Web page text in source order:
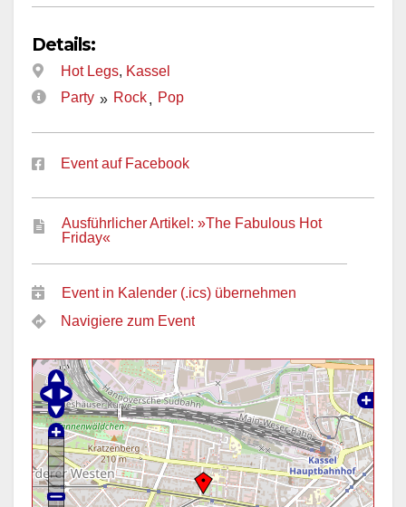
Details:
Hot Legs, Kassel
Party » Rock, Pop
Event auf Facebook
Ausführlicher Artikel: »The Fabulous Hot
Friday«
Event in Kalender (.ics) übernehmen
Navigiere zum Event